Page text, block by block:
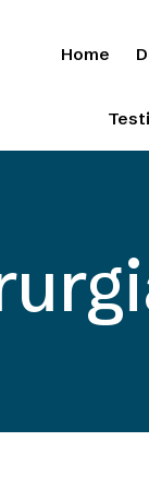
Home